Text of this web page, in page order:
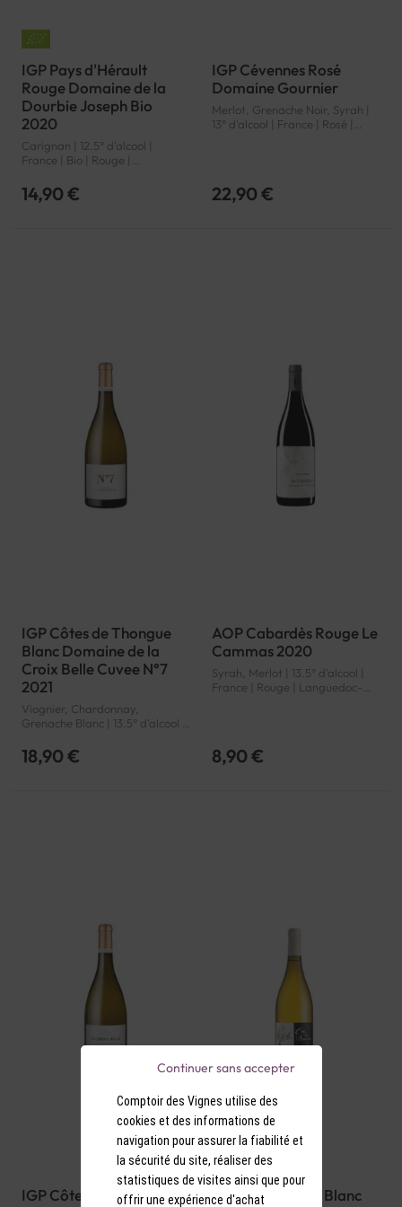
IGP Pays d'Hérault
Rouge Domaine de la
Dourbie Joseph Bio
2020
Carignan | 12.5° d'alcool |
France | Bio | Rouge |
d'Hérault | IGP
14,90 €
IGP Cévennes Rosé
Domaine Gournier
Merlot, Grenache Noir, Syrah |
13° d'alcool | France | Rosé |
22,90 €
IGP Côtes de Thongue
Blanc Domaine de la
Croix Belle Cuvee N°7
2021
Viognier, Chardonnay,
Grenache Blanc | 13.5° d'alcool |
Roussillon | Côtes de Thongue |
IGP
18,90 €
AOP Cabardès Rouge Le
Cammas 2020
Syrah, Merlot | 13.5° d'alcool |
France | Rouge | Languedoc-
8,90 €
IGP Côtes de Thongue
AOP Languedoc Blanc
Comptoir des Vignes utilise des
cookies et des informations de
navigation pour assurer la fiabilité et
la sécurité du site, réaliser des
statistiques de visites ainsi que pour
offrir une expérience d'achat
Continuer sans accepter